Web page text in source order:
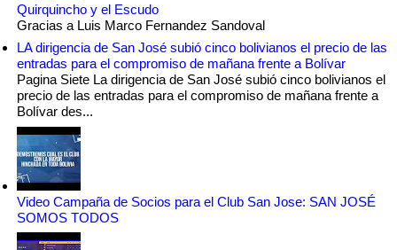
Quirquincho y el Escudo
Gracias a Luis Marco Fernandez Sandoval
LA dirigencia de San José subió cinco bolivianos el precio de las
entradas para el compromiso de mañana frente a Bolívar
Pagina Siete La dirigencia de San José subió cinco bolivianos el
precio de las entradas para el compromiso de mañana frente a
Bolívar des...
Video Campaña de Socios para el Club San Jose: SAN JOSÉ
SOMOS TODOS